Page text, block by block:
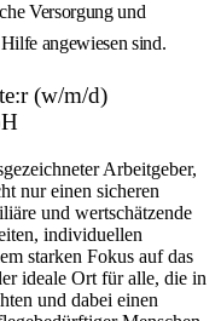
Versorgung und
angewiesen sind.
(w/m/d)
Arbeitgeber,
nur einen sicheren
und wertschätzende
individuellen
starken Fokus auf das
ideale Ort für alle, die in
und dabei einen